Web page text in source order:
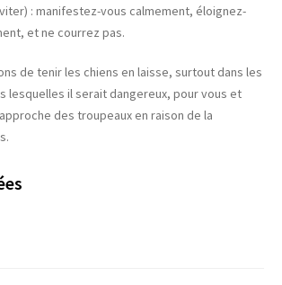
: manifestez-vous calmement, éloignez-
et ne courrez pas.
de tenir les chiens en laisse, surtout dans les
lesquelles il serait dangereux, pour vous et
des troupeaux en raison de la